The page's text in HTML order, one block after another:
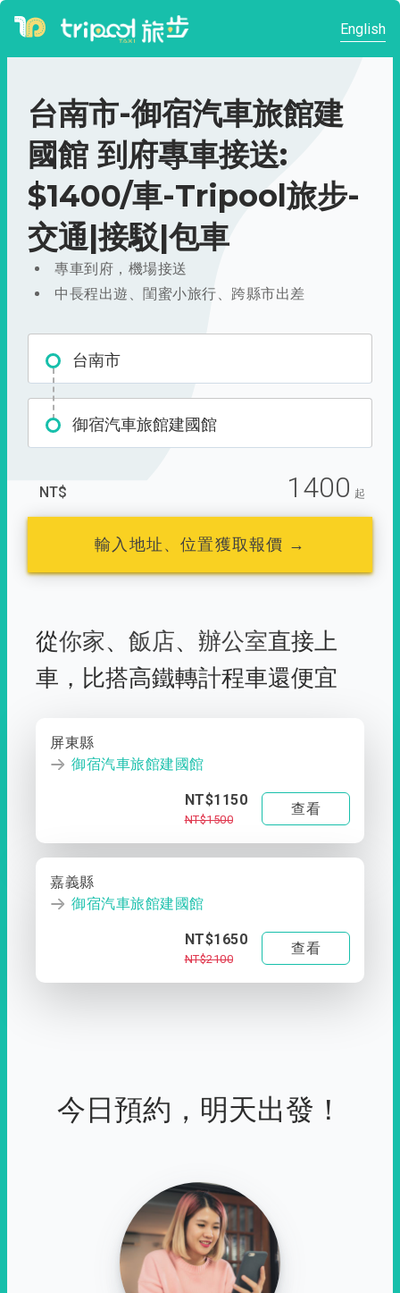
English
台南市-御宿汽車旅館建
國館 到府專車接送:
$1400/車-Tripool旅步-
交通|接駁|包車
專車到府，機場接送
中長程出遊、閨蜜小旅行、跨縣市出差
台南市
御宿汽車旅館建國館
NT$ 1400 起
輸入地址、位置獲取報價 →
從你家、 飯店、 辦公室直接上
車， 比搭高鐵轉計程車還便宜
屏東縣
御宿汽車旅館建國館
NT$1150
NT$1500
查看
嘉義縣
御宿汽車旅館建國館
NT$1650
NT$2100
查看
今日預約，明天出發！